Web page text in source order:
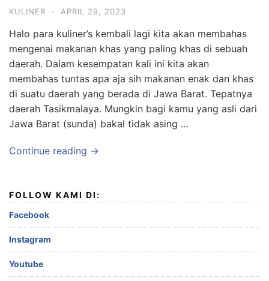
KULINER · APRIL 29, 2023
Halo para kuliner’s kembali lagi kita akan membahas
mengenai makanan khas yang paling khas di sebuah
daerah. Dalam kesempatan kali ini kita akan
membahas tuntas apa aja sih makanan enak dan khas
di suatu daerah yang berada di Jawa Barat. Tepatnya
daerah Tasikmalaya. Mungkin bagi kamu yang asli dari
Jawa Barat (sunda) bakal tidak asing …
Continue reading →
FOLLOW KAMI DI:
Facebook
Instagram
Youtube